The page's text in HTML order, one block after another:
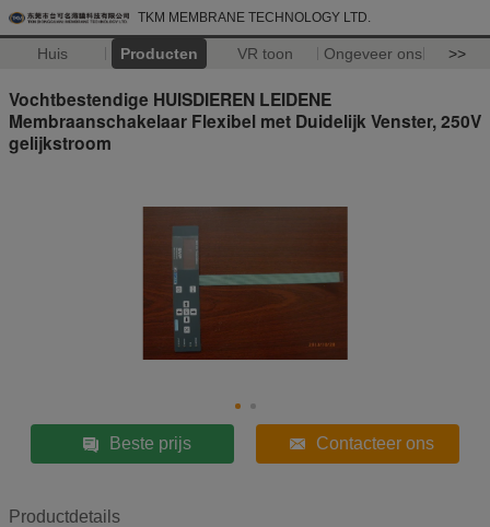
TKM MEMBRANE TECHNOLOGY LTD.
Huis Producten VR toon Ongeveer ons >>
Vochtbestendige HUISDIEREN LEIDENE
Membraanschakelaar Flexibel met Duidelijk Venster, 250V
gelijkstroom
Beste prijs Contacteer ons
Productdetails